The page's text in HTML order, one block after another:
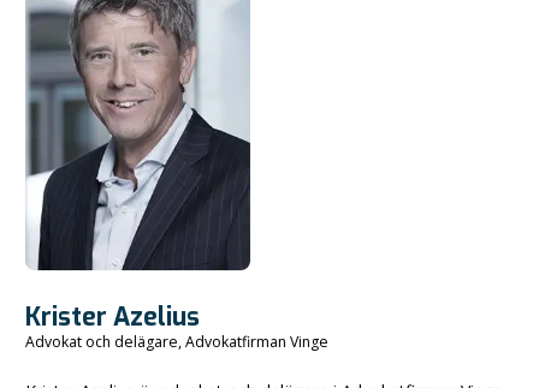
Krister Azelius
Advokat och delägare, Advokatfirman Vinge